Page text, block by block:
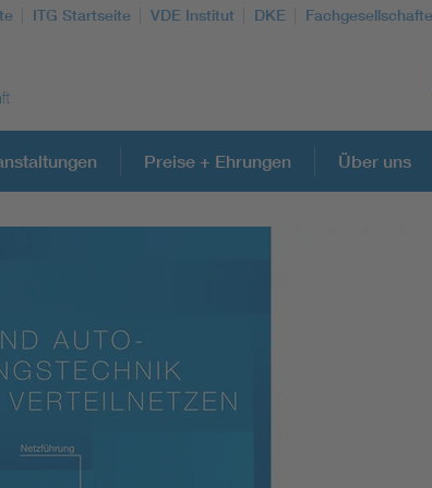
ITG Startseite VDE Institut DKE
Microelectronics
Preise + Ehrungen Über uns